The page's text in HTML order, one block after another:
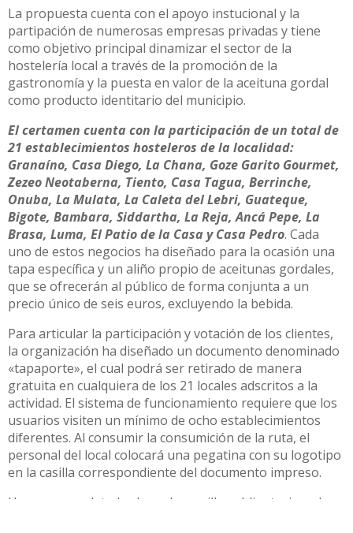
La propuesta cuenta con el apoyo instucional y la
partipación de numerosas empresas privadas y tiene
como objetivo principal dinamizar el sector de la
hostelería local a través de la promoción de la
gastronomía y la puesta en valor de la aceituna gordal
como producto identitario del municipio.
El certamen cuenta con la participación de un total de
21 establecimientos hosteleros de la localidad:
Granaíno, Casa Diego, La Chana, Goze Garito Gourmet,
Zezeo Neotaberna, Tiento, Casa Tagua, Berrinche,
Onuba, La Mulata, La Caleta del Lebri, Guateque,
Bigote, Bambara, Siddartha, La Reja, Ancá Pepe, La
Brasa, Luma, El Patio de la Casa y Casa Pedro. Cada
uno de estos negocios ha diseñado para la ocasión una
tapa específica y un aliño propio de aceitunas gordales,
que se ofrecerán al público de forma conjunta a un
precio único de seis euros, excluyendo la bebida.
Para articular la participación y votación de los clientes,
la organización ha diseñado un documento denominado
«tapaporte», el cual podrá ser retirado de manera
gratuita en cualquiera de los 21 locales adscritos a la
actividad. El sistema de funcionamiento requiere que los
usuarios visiten un mínimo de ocho establecimientos
diferentes. Al consumir la consumición de la ruta, el
personal del local colocará una pegatina con su logotipo
en la casilla correspondiente del documento impreso.
Una vez completadas las ocho casillas obligatorias, el